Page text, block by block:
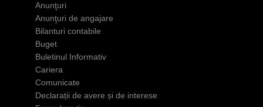
Anunţuri
Anunţuri de angajare
Bilanturi contabile
Buget
Buletinul Informativ
Cariera
Comunicate
Declarații de avere și de interese